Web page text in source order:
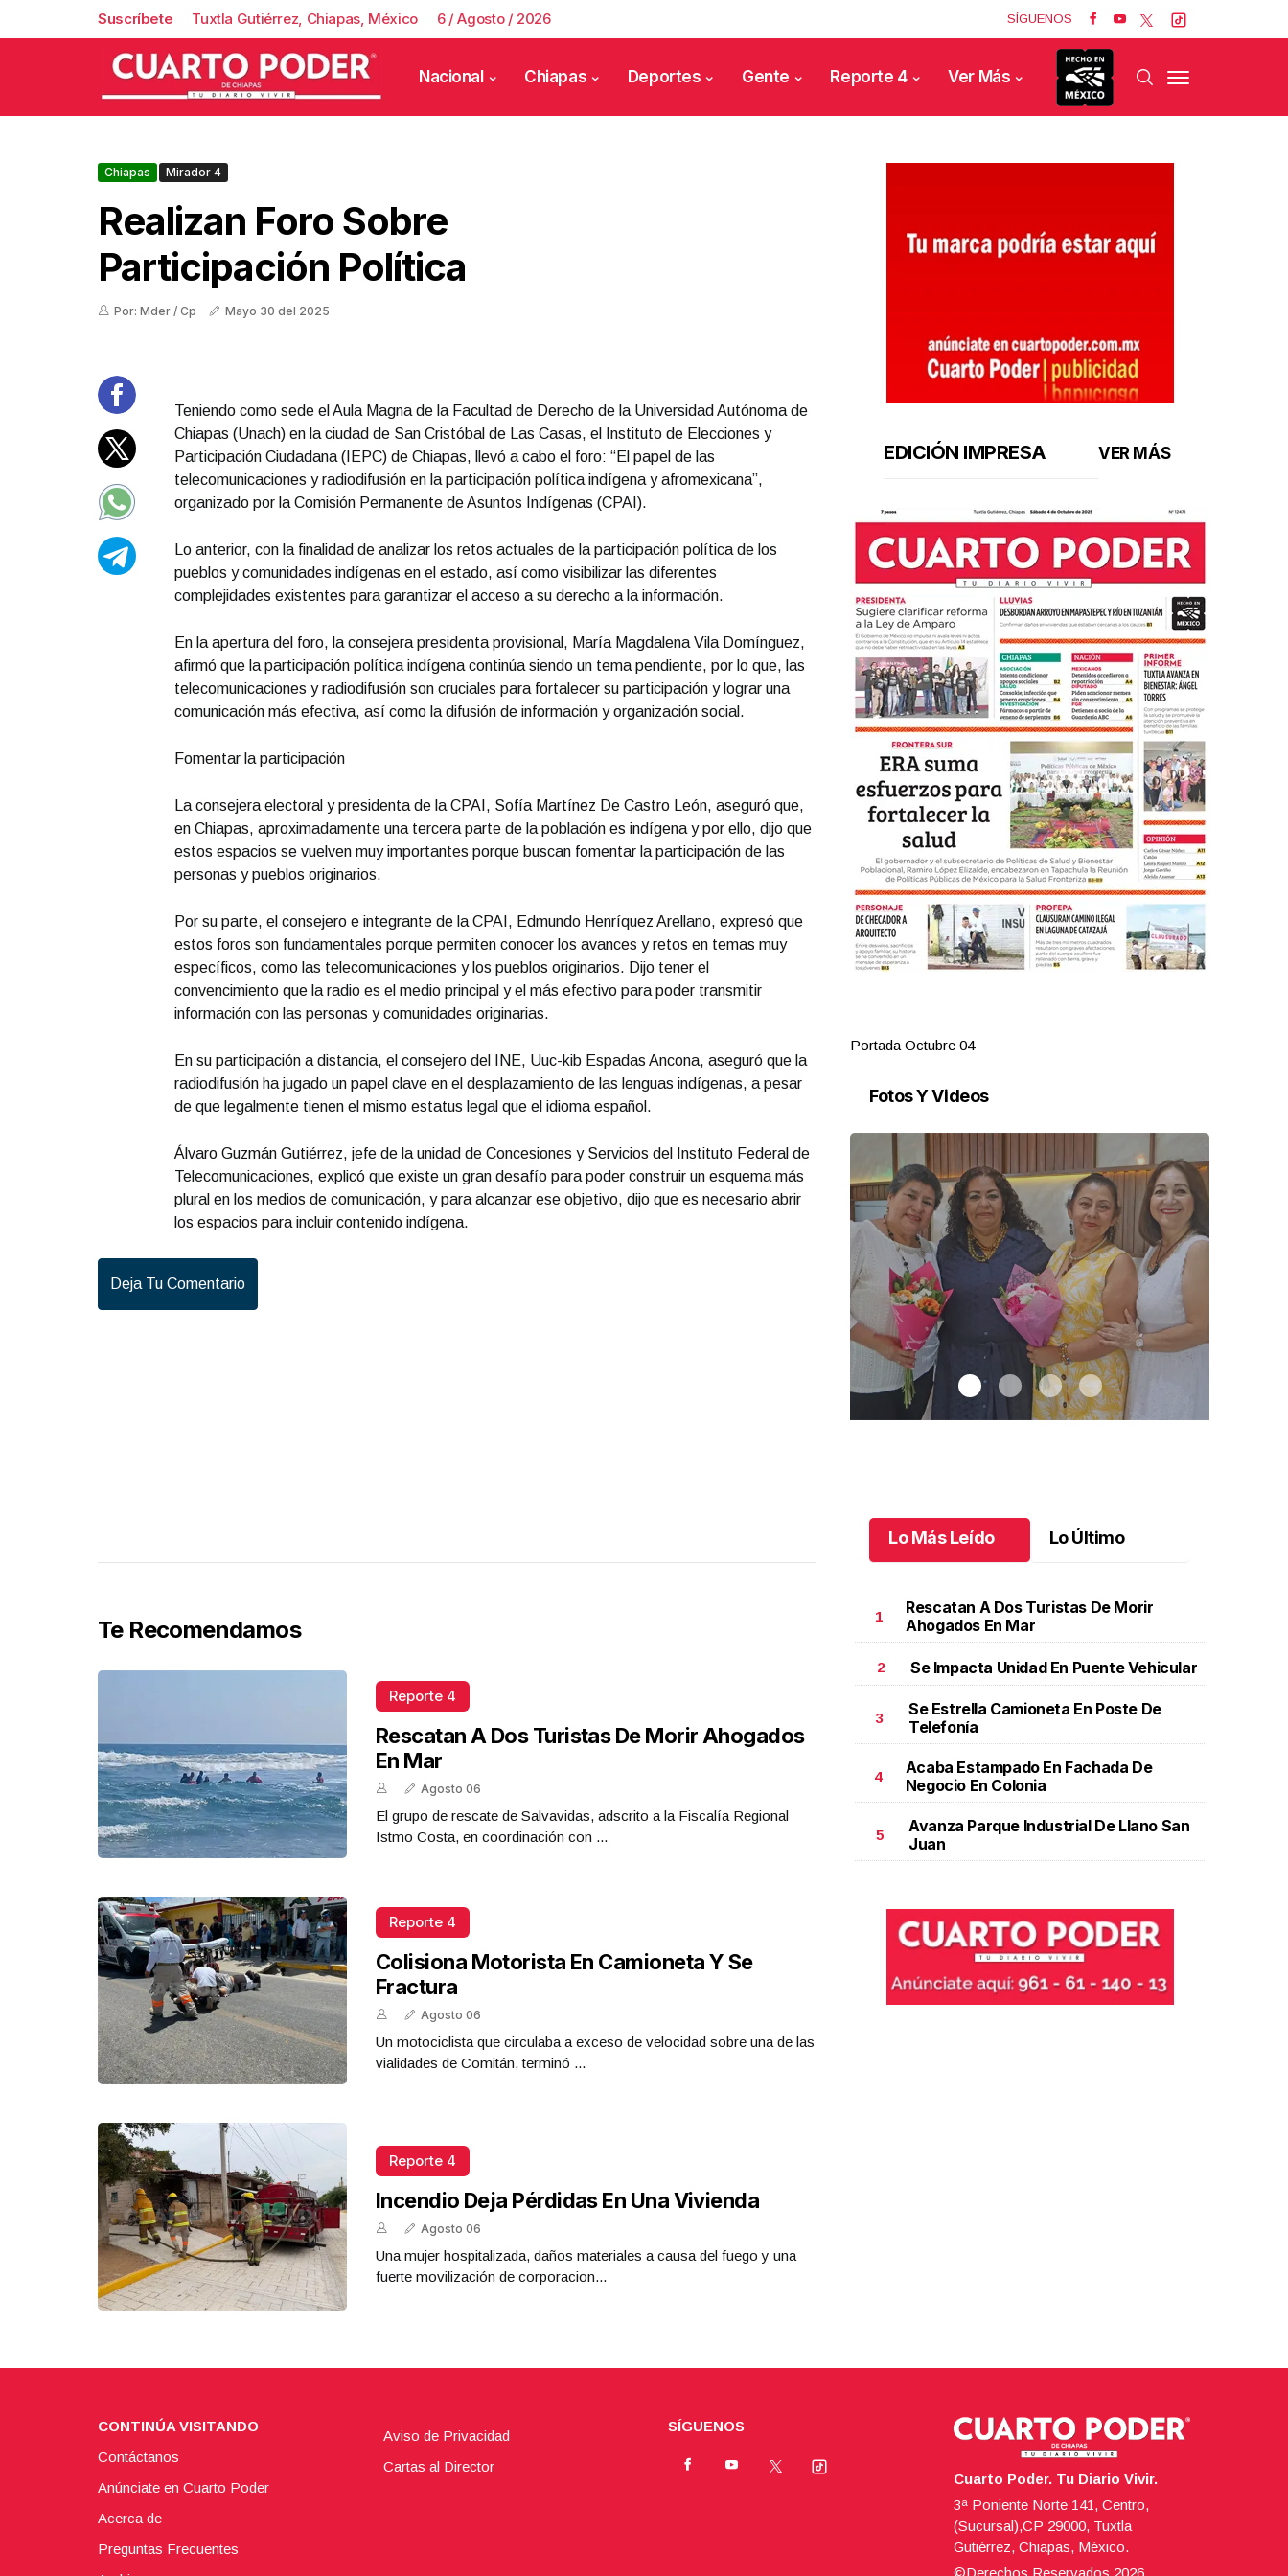
Suscríbete Tuxtla Gutiérrez, Chiapas, México 6 / Agosto / 2026 SÍGUENOS
Nacional Chiapas Deportes Gente Reporte 4 Ver Más
Chiapas Mirador 4
Realizan Foro Sobre
Participación Política
Por: Mder / Cp Mayo 30 del 2025
Teniendo como sede el Aula Magna de la Facultad de Derecho de la Universidad Autónoma de
Chiapas (Unach) en la ciudad de San Cristóbal de Las Casas, el Instituto de Elecciones y
Participación Ciudadana (IEPC) de Chiapas, llevó a cabo el foro: “El papel de las
telecomunicaciones y radiodifusión en la participación política indígena y afromexicana”,
organizado por la Comisión Permanente de Asuntos Indígenas (CPAI).
Lo anterior, con la finalidad de analizar los retos actuales de la participación política de los
pueblos y comunidades indígenas en el estado, así como visibilizar las diferentes
complejidades existentes para garantizar el acceso a su derecho a la información.
En la apertura del foro, la consejera presidenta provisional, María Magdalena Vila Domínguez,
afirmó que la participación política indígena continúa siendo un tema pendiente, por lo que, las
telecomunicaciones y radiodifusión son cruciales para fortalecer su participación y lograr una
comunicación más efectiva, así como la difusión de información y organización social.
Fomentar la participación
La consejera electoral y presidenta de la CPAI, Sofía Martínez De Castro León, aseguró que,
en Chiapas, aproximadamente una tercera parte de la población es indígena y por ello, dijo que
estos espacios se vuelven muy importantes porque buscan fomentar la participación de las
personas y pueblos originarios.
Por su parte, el consejero e integrante de la CPAI, Edmundo Henríquez Arellano, expresó que
estos foros son fundamentales porque permiten conocer los avances y retos en temas muy
específicos, como las telecomunicaciones y los pueblos originarios. Dijo tener el
convencimiento que la radio es el medio principal y el más efectivo para poder transmitir
información con las personas y comunidades originarias.
En su participación a distancia, el consejero del INE, Uuc-kib Espadas Ancona, aseguró que la
radiodifusión ha jugado un papel clave en el desplazamiento de las lenguas indígenas, a pesar
de que legalmente tienen el mismo estatus legal que el idioma español.
Álvaro Guzmán Gutiérrez, jefe de la unidad de Concesiones y Servicios del Instituto Federal de
Telecomunicaciones, explicó que existe un gran desafío para poder construir un esquema más
plural en los medios de comunicación, y para alcanzar ese objetivo, dijo que es necesario abrir
los espacios para incluir contenido indígena.
Deja Tu Comentario
Te Recomendamos
Reporte 4
Rescatan A Dos Turistas De Morir Ahogados
En Mar
Agosto 06
El grupo de rescate de Salvavidas, adscrito a la Fiscalía Regional
Istmo Costa, en coordinación con ...
Reporte 4
Colisiona Motorista En Camioneta Y Se
Fractura
Agosto 06
Un motociclista que circulaba a exceso de velocidad sobre una de las
vialidades de Comitán, terminó ...
Reporte 4
Incendio Deja Pérdidas En Una Vivienda
Agosto 06
Una mujer hospitalizada, daños materiales a causa del fuego y una
fuerte movilización de corporacion...
EDICIÓN IMPRESA VER MÁS
Portada Octubre 04
Fotos Y Videos
Una emotiva jubilación en educación especial.Una
emotiva jubilación en educación especial
Octubre 04 l
Lo Más Leído Lo Último
1
Rescatan A Dos Turistas De Morir
Ahogados En Mar
2 Se Impacta Unidad En Puente Vehicular
3
Se Estrella Camioneta En Poste De
Telefonía
4
Acaba Estampado En Fachada De
Negocio En Colonia
5
Avanza Parque Industrial De Llano San
Juan
CONTINÚA VISITANDO
Contáctanos
Anúnciate en Cuarto Poder
Acerca de
Preguntas Frecuentes
Aviso de Privacidad
Cartas al Director
SÍGUENOS
Cuarto Poder. Tu Diario Vivir.
3ª Poniente Norte 141, Centro,
(Sucursal),CP 29000, Tuxtla
Gutiérrez, Chiapas, México.
©Derechos Reservados 2026